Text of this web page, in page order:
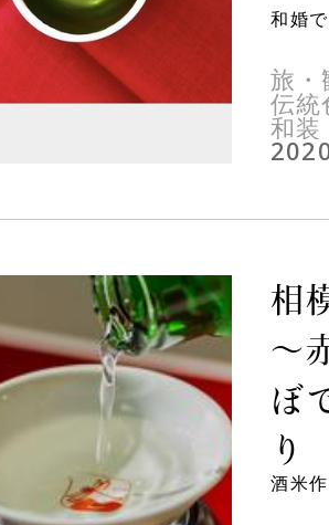
和婚
旅・
伝統
和装
相
～
ぼ
り
酒米